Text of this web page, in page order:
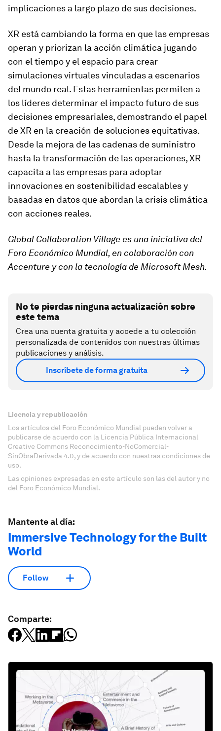
implicaciones a largo plazo de sus decisiones.
XR está cambiando la forma en que las empresas
operan y priorizan la acción climática jugando
con el tiempo y el espacio para crear
simulaciones virtuales vinculadas a escenarios
del mundo real. Estas herramientas permiten a
los líderes determinar el impacto futuro de sus
decisiones empresariales, demostrando el papel
de XR en la creación de soluciones equitativas.
Desde la mejora de las cadenas de suministro
hasta la transformación de las operaciones, XR
capacita a las empresas para adoptar
innovaciones en sostenibilidad escalables y
basadas en datos que abordan la crisis climática
con acciones reales.
Global Collaboration Village es una iniciativa del
Foro Económico Mundial, en colaboración con
Accenture y con la tecnología de Microsoft Mesh.
No te pierdas ninguna actualización sobre
este tema
Crea una cuenta gratuita y accede a tu colección
personalizada de contenidos con nuestras últimas
publicaciones y análisis.
Inscríbete de forma gratuita
Licencia y republicación
Los artículos del Foro Económico Mundial pueden volver a
publicarse de acuerdo con la Licencia Pública Internacional
Creative Commons Reconocimiento-NoComercial-
SinObraDerivada 4.0, y de acuerdo con nuestras condiciones de
uso.
Las opiniones expresadas en este artículo son las del autor y no
del Foro Económico Mundial.
Mantente al día:
Immersive Technology for the Built
World
Follow
Comparte: